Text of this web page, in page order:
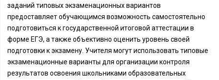
заданий типовых экзаменационных вариантов
предоставляет обучающимся возможность самостоятельно
подготовиться к государственной итоговой аттестации в
форме ЕГЭ, а также объективно оценить уровень своей
подготовки к экзамену. Учителя могут использовать типовые
экзаменационные варианты для организации контроля
результатов освоения школьниками образовательных